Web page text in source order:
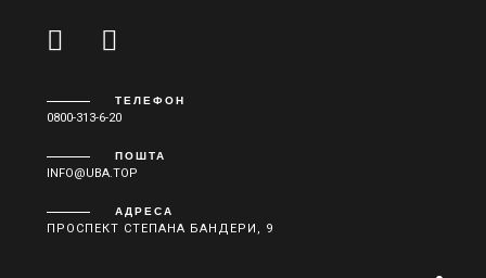
ТЕЛЕФОН
0800-313-6-20
ПОШТА
INFO@UBA.TOP
АДРЕСА
ПРОСПЕКТ СТЕПАНА БАНДЕРИ, 9